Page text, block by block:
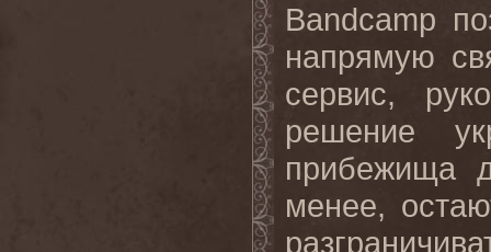
Bandcamp
напрямую
сервис,
решение
прибежища
менее,